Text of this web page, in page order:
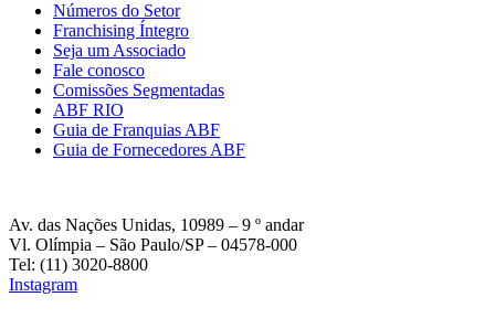
Números do Setor
Franchising Íntegro
Seja um Associado
Fale conosco
Comissões Segmentadas
ABF RIO
Guia de Franquias ABF
Guia de Fornecedores ABF
Av. das Nações Unidas, 10989 – 9 º andar
Vl. Olímpia – São Paulo/SP – 04578-000
Tel: (11) 3020-8800
Instagram